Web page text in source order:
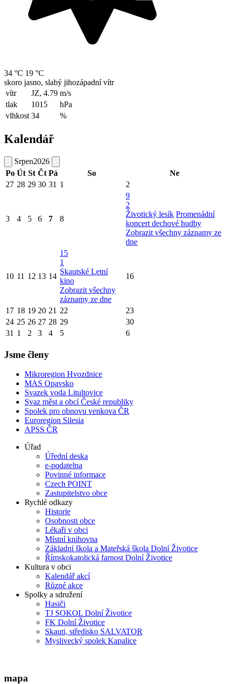
34 °C 19 °C
skoro jasno, slabý jihozápadní vítr
vítr
JZ, 4.79 m/s
tlak
1015
hPa
vlhkost 34 %
Kalendář
Srpen2026
Po Út St Čt Pá So
Ne
27 28 29 30 31 1 2
3 4 5 6 7 8
9
2
Životický lesík Promenádní
koncert dechové hudby
Zobrazit všechny záznamy ze
dne
10 11 12 13 14
15
1
Skautské Letní
kino
Zobrazit všechny
záznamy ze dne
16
17 18 19 20 21 22
23
24 25 26 27 28 29
30
31 1 2 3 4 5 6
Jsme členy
Mikroregion Hvozdnice
MAS Opavsko
Svazek voda Litultovice
Svaz měst a obcí České republiky
Spolek pro obnovu venkova ČR
Euroregion Silesia
APSS ČR
Úřad
Úřední deska
e-podatelna
Povinné informace
Czech POINT
Zastupitelstvo obce
Rychlé odkazy
Historie
Osobnosti obce
Lékaři v obci
Místní knihovna
Základní škola a Mateřská škola Dolní Životice
Římskokatolická farnost Dolní Životice
Kultura v obci
Kalendář akcí
Různé akce
Spolky a sdružení
Hasiči
TJ SOKOL Dolní Životice
FK Dolní Životice
Skauti, středisko SALVATOR
Myslivecký spolek Kapalice
mapa